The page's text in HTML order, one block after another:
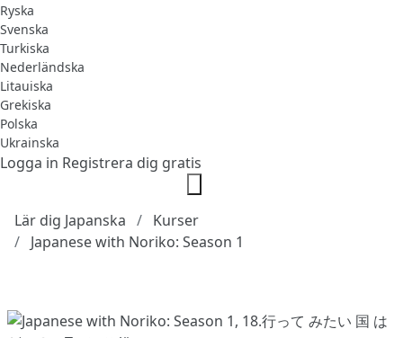
Ryska
Svenska
Turkiska
Nederländska
Litauiska
Grekiska
Polska
Ukrainska
Logga in Registrera dig gratis
Lär dig Japanska
Kurser
Japanese with Noriko: Season 1